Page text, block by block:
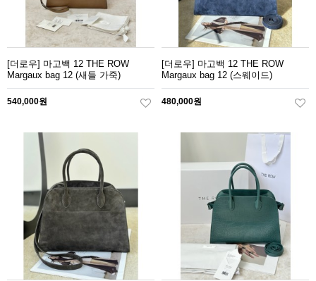
[더로우] 마고백 12 THE ROW
Margaux bag 12 (새들 가죽)
540,000원
[더로우] 마고백 12 THE ROW
Margaux bag 12 (스웨이드)
480,000원